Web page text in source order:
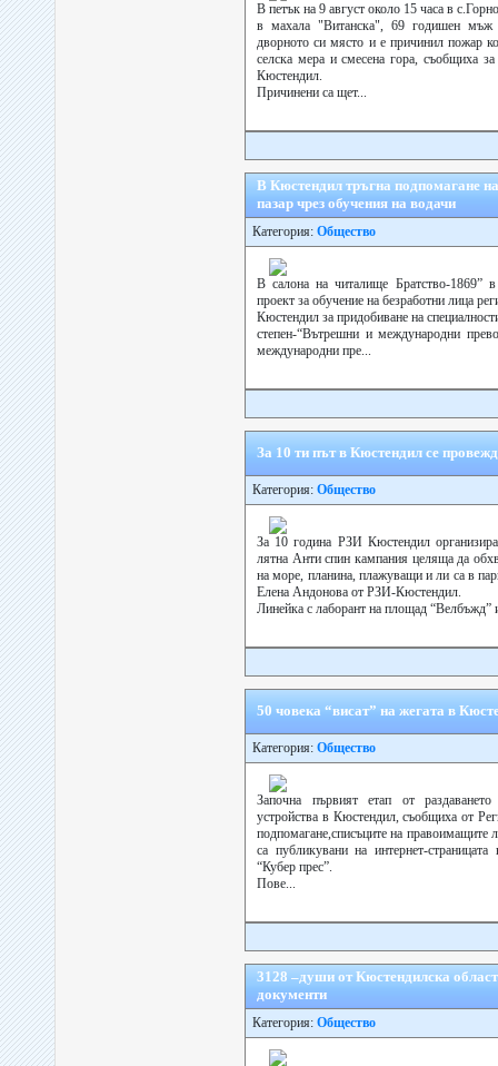
В петък на 9 август около 15 часа в
в махала "Витанска", 69 годишен
дворното си място и е причинил пожар
селска мера и смесена гора, съобщиха
Кюстендил.
Причинени са щет...
В Кюстендил тръгна подпомагане
пазар чрез обучения на водачи
Категория: Общество
В салона на читалище Братство-1869”
проект за обучение на безработни лица
Кюстендил за придобиване на
степен-“Вътрешни и международни
международни пре...
За 10 ти път в Кюстендил се
Категория: Общество
За 10 година РЗИ Кюстендил
лятна Анти спин кампания целяща да
на море, планина, плажуващи и ли са в
Елена Андонова от РЗИ-Кюстендил.
Линейка с лаборант на площад “Велбъжд”
50 човека “висат” на жегата в
Категория: Общество
Започна първият етап от
устройства в Кюстендил, съобщиха от
подпомагане,списъците на правоимащите
са публикувани на интернет-
“Кубер прес”.
Пове...
3128 –души от Кюстендилска
документи
Категория: Общество